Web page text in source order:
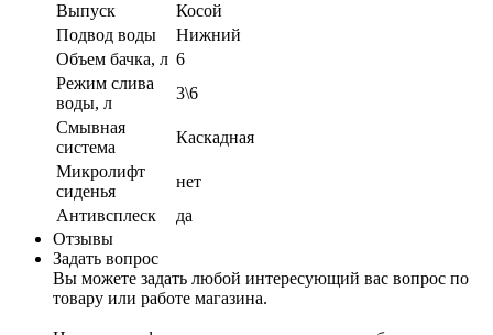
Выпуск
Косой
Подвод воды
Нижний
Объем бачка, л 6
Режим слива
воды, л
3\6
Смывная
система
Каскадная
Микролифт
сиденья
нет
Антивсплеск
да
Отзывы
Задать вопрос
Вы можете задать любой интересующий вас вопрос по
товару или работе магазина.